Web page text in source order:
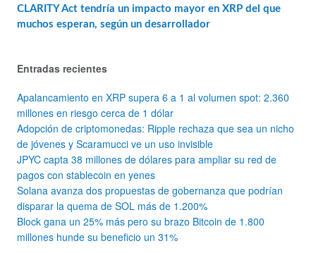
CLARITY Act tendría un impacto mayor en XRP del que
muchos esperan, según un desarrollador
Entradas recientes
Apalancamiento en XRP supera 6 a 1 al volumen spot: 2.360
millones en riesgo cerca de 1 dólar
Adopción de criptomonedas: Ripple rechaza que sea un nicho
de jóvenes y Scaramucci ve un uso invisible
JPYC capta 38 millones de dólares para ampliar su red de
pagos con stablecoin en yenes
Solana avanza dos propuestas de gobernanza que podrían
disparar la quema de SOL más de 1.200%
Block gana un 25% más pero su brazo Bitcoin de 1.800
millones hunde su beneficio un 31%